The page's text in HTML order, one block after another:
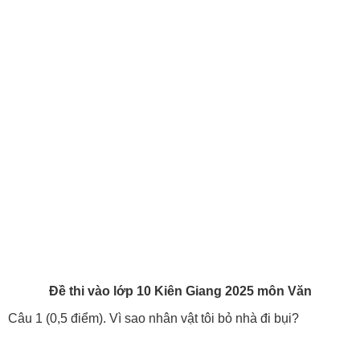
Đề thi vào lớp 10 Kiên Giang 2025 môn Văn
Câu 1 (0,5 điểm). Vì sao nhân vật tôi bỏ nhà đi bụi?